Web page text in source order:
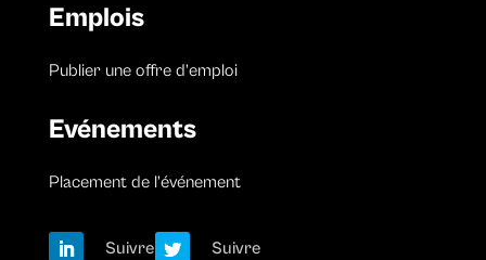
Emplois
Publier une offre d’emploi
Evénements
Placement de l’événement
Suivre Suivre